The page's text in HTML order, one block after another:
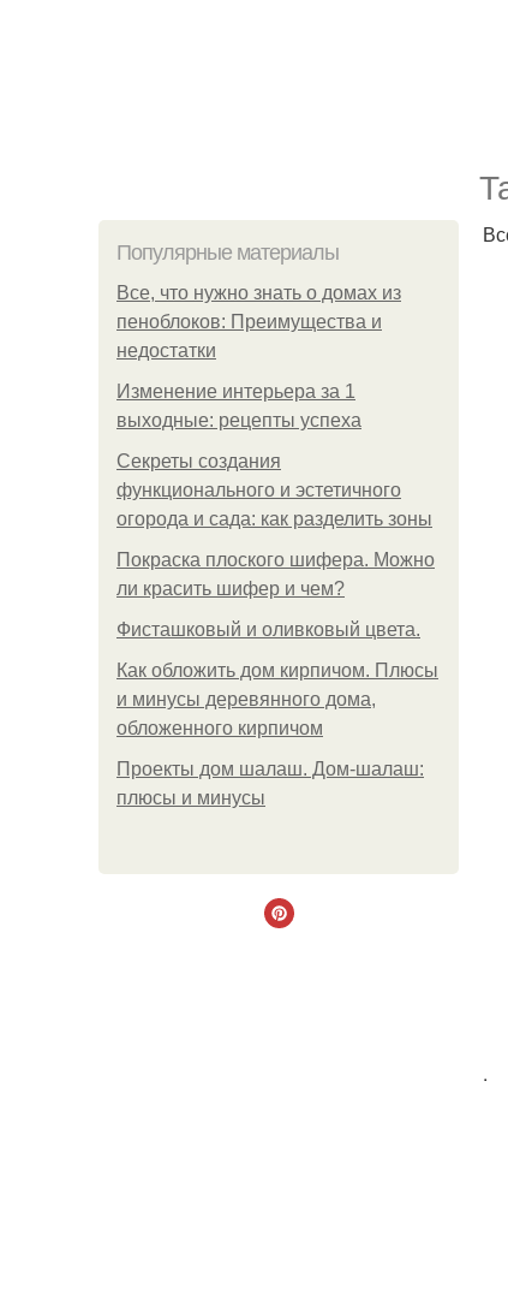
Популярные материалы
Все, что нужно знать о домах из
пеноблоков: Преимущества и
недостатки
Изменение интерьера за 1
выходные: рецепты успеха
Секреты создания
функционального и эстетичного
огорода и сада: как разделить зоны
Покраска плоского шифера. Можно
ли красить шифер и чем?
Фисташковый и оливковый цвета.
Как обложить дом кирпичом. Плюсы
и минусы деревянного дома,
обложенного кирпичом
Проекты дом шалаш. Дом-шалаш:
плюсы и минусы
.